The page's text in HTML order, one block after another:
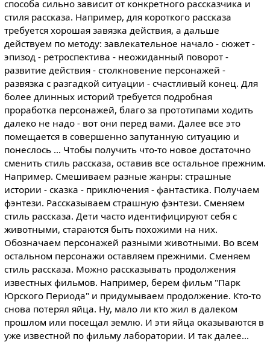
способа сильно зависит от конкретного рассказчика и
стиля рассказа. Например, для короткого рассказа
требуется хорошая завязка действия, а дальше
действуем по методу: завлекательное начало - сюжет -
эпизод - ретроспектива - неожиданный поворот -
развитие действия - столкновение персонажей -
развязка с разгадкой ситуации - счастливый конец. Для
более длинных историй требуется подробная
проработка персонажей, благо за прототипами ходить
далеко не надо - вот они перед вами. Далее все это
помещается в совершенно запутанную ситуацию и
понеслось ... Чтобы получить что-то новое достаточно
сменить стиль рассказа, оставив все остальное прежним.
Например. Смешиваем разные жанры: страшные
истории - сказка - приключения - фантастика. Получаем
фэнтези. Рассказываем страшную фэнтези. Сменяем
стиль рассказа. Дети часто идентифицируют себя с
животными, стараются быть похожими на них.
Обозначаем персонажей разными животными. Во всем
остальном персонажи оставляем прежними. Сменяем
стиль рассказа. Можно рассказывать продолжения
известных фильмов. Например, берем фильм "Парк
Юрского Периода" и придумываем продолжение. Кто-то
снова потерял яйца. Ну, мало ли кто жил в далеком
прошлом или посещал землю. И эти яйца оказываются в
уже известной по фильму лаборатории. И так далее...